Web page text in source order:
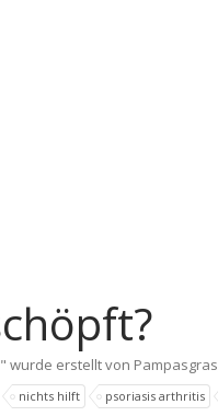
" wurde erstellt von Pampasgras
nichts hilft psoriasis arthritis